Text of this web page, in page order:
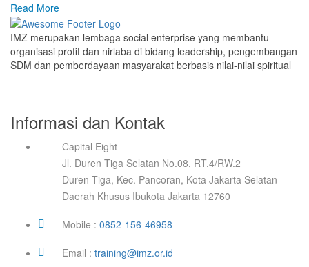
Read More
IMZ merupakan lembaga social enterprise yang membantu
organisasi profit dan nirlaba di bidang leadership, pengembangan
SDM dan pemberdayaan masyarakat berbasis nilai-nilai spiritual
Informasi dan Kontak
Capital Eight
Jl. Duren Tiga Selatan No.08, RT.4/RW.2
Duren Tiga, Kec. Pancoran, Kota Jakarta Selatan
Daerah Khusus Ibukota Jakarta 12760
Mobile : 0852-156-46958
Email : training@imz.or.id